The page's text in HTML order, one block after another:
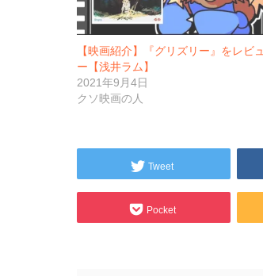
【映画紹介】『グリズリー』をレビュ
ー【浅井ラム】
2021年9月4日
クソ映画の人
Tweet
Pocket